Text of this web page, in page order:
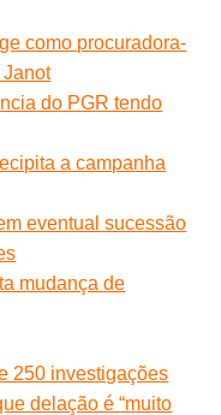
como procuradora-
Janot
do PGR tendo
a campanha
eventual sucessão
mudança de
250 investigações
delação é “muito